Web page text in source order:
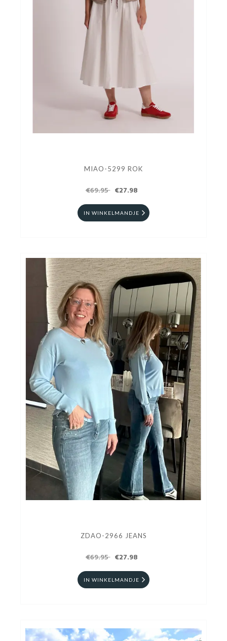
MIAO-5299 ROK
€69.95 €27.98
IN WINKELMANDJE
ZDAO-2966 JEANS
€69.95 €27.98
IN WINKELMANDJE